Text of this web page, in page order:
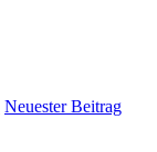
Neuester Beitrag